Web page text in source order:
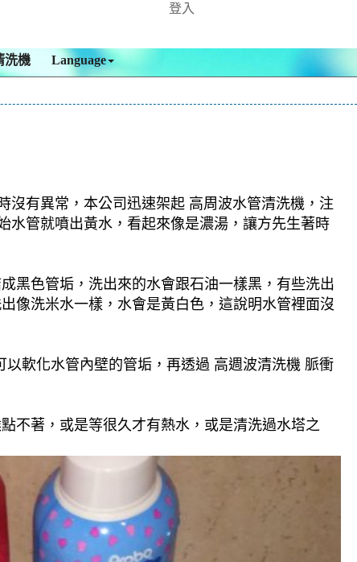
登入
洗機 Language
沒有異常，本公司迅速架起 高周波水管清洗機，注
水管就噴出黃水，看起來像是濃湯，讓方先生著時
黑色管垢，洗出來的水會跟石油一樣黑，有些洗出
像洗米水一樣，水會是黃白色，這說明水管裡面沒
軟化水管內壁的管垢，再透過 高週波清洗機 脈衝
不著，或是等很久才有熱水，或是清洗過水塔之